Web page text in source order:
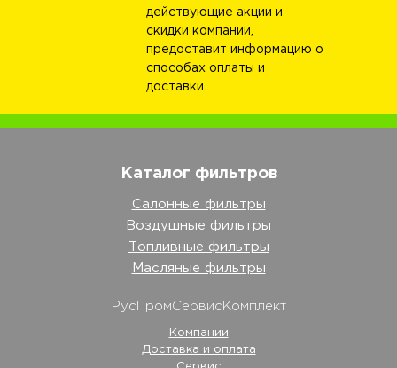
действующие акции и
скидки компании,
предоставит информацию о
способах оплаты и
доставки.
Каталог фильтров
Салонные фильтры
Воздушные фильтры
Топливные фильтры
Масляные фильтры
РусПромСервисКомплект
Компании
Доставка и оплата